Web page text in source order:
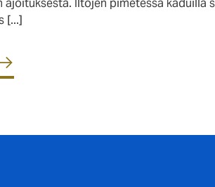
ajoituksesta. Iltojen pimetessä kaduilla
[...]